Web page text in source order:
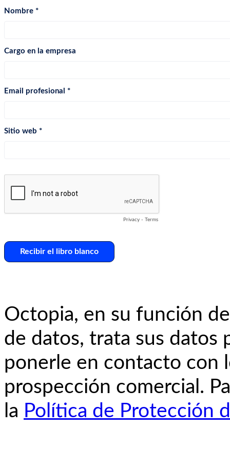
Nombre
Cargo en la empresa
Email profesional
Sitio web
Privacy - Terms
Octopia, en su función
de datos, trata sus datos
ponerle en contacto con
prospección comercial.
la Política de Protección